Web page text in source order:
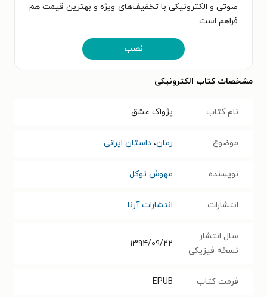
صوتی و الکترونیکی با تخفیف‌های ویژه و بهترین قیمت هم
فراهم است.
نصب
مشخصات کتاب الکترونیکی
نام کتاب پژواک عشق
موضوع رمان، داستان ایرانی
نویسنده مهوش توکل
انتشارات انتشارات آرنا
سال انتشار
نسخه فیزیکی
۱۳۹۴/۰۹/۲۲
فرمت کتاب EPUB